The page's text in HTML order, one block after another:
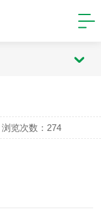
浏览次数： 274